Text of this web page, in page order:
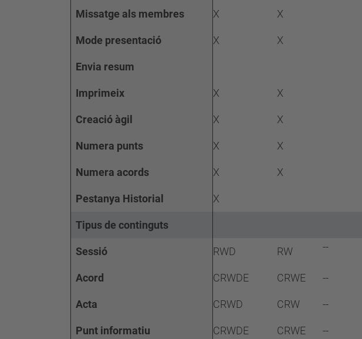
Missatge als membres X X
Mode presentació X X
Envia resum
Imprimeix X X
Creació àgil X X
Numera punts X X
Numera acords X X
Pestanya Historial X
Tipus de continguts
Sessió RWD RW --
Acord CRWDE CRWE --
Acta CRWD CRW --
Punt informatiu CRWDE CRWE --